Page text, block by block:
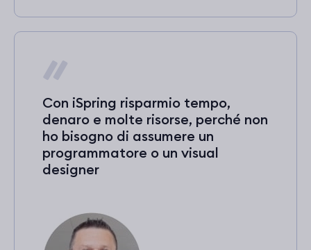
Con iSpring risparmio tempo,
denaro e molte risorse, perché non
ho bisogno di assumere un
programmatore o un visual
designer